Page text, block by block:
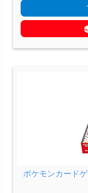
ポケモンカード